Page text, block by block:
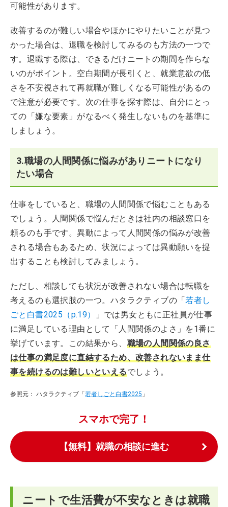
可能性があります。
改善するのが難しい場合やほかにやりたいことが見つ
かった場合は、退職を検討してみるのも方法の一つで
す。退職する際は、できるだけニートの期間を作らな
いのがポイント。空白期間が長引くと、就業意欲の低
さを不安視されて再就職が難しくなる可能性があるの
で注意が必要です。次の仕事を探す際は、自分にとっ
ての「嫌な要素」がなるべく発生しないものを基準に
しましょう。
3.職場の人間関係に悩みがありニートになり
たい場合
仕事をしていると、職場の人間関係で悩むこともある
でしょう。人間関係で悩んだときは社内の相談窓口を
頼るのも手です。異動によって人間関係の悩みが改善
される場合もあるため、状況によっては異動願いを提
出することも検討してみましょう。
ただし、相談しても状況が改善されない場合は転職を
考えるのも選択肢の一つ。ハタラクティブの「若者し
ごと白書2025（p.19）
」では男女ともに正社員が仕事
に満足している理由として「人間関係のよさ」を1番に
挙げています。この結果から、 職場の人間関係の良さ
は仕事の満足度に直結するため、改善されないまま仕
事を続けるのは難しいといえるでしょう。
参照元： ハタラクティブ「若者しごと白書2025 」
スマホで完了！
【無料】就職の相談に進む
ニートで生活費が不安なときは就職